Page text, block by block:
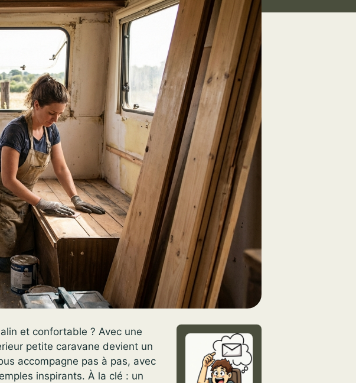
et confortable ? Avec une
petite caravane devient un
accompagne pas à pas, avec
inspirants. À la clé : un